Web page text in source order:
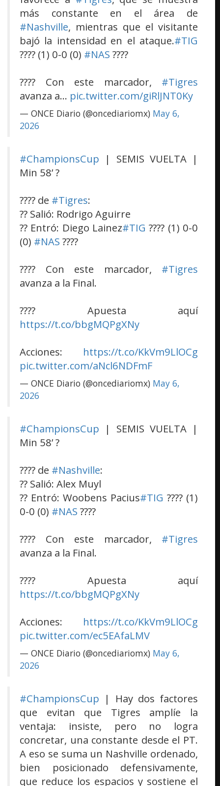
más constante en el área de
#Nashville, mientras que el visitante
bajó la intensidad en el ataque.#TIG
???? (1) 0-0 (0) #NAS ????
???? Con este marcador, #Tigres
avanza a… pic.twitter.com/giRlJNT0Ky
— ONCE Diario (@oncediariomx) May 6,
2026
#ChampionsCup | SEMIS VUELTA |
Min 58’ ?
???? de #Tigres:
?? Salió: Rodrigo Aguirre
?? Entró: Diego Lainez#TIG ???? (1) 0-0
(0) #NAS ????
???? Con este marcador, #Tigres
avanza a la Final.
???? Apuesta aquí
https://t.co/bbgMQPgXNy
Acciones: https://t.co/KkVm9LlOCg
pic.twitter.com/aNcl6NDFmF
— ONCE Diario (@oncediariomx) May 6,
2026
#ChampionsCup | SEMIS VUELTA |
Min 58’ ?
???? de #Nashville:
?? Salió: Alex Muyl
?? Entró: Woobens Pacius#TIG ???? (1)
0-0 (0) #NAS ????
???? Con este marcador, #Tigres
avanza a la Final.
???? Apuesta aquí
https://t.co/bbgMQPgXNy
Acciones: https://t.co/KkVm9LlOCg
pic.twitter.com/ec5EAfaLMV
— ONCE Diario (@oncediariomx) May 6,
2026
#ChampionsCup | Hay dos factores
que evitan que Tigres amplíe la
ventaja: insiste, pero no logra
concretar, una constante desde el PT.
A eso se suma un Nashville ordenado,
bien posicionado defensivamente,
que reduce los espacios y sostiene el